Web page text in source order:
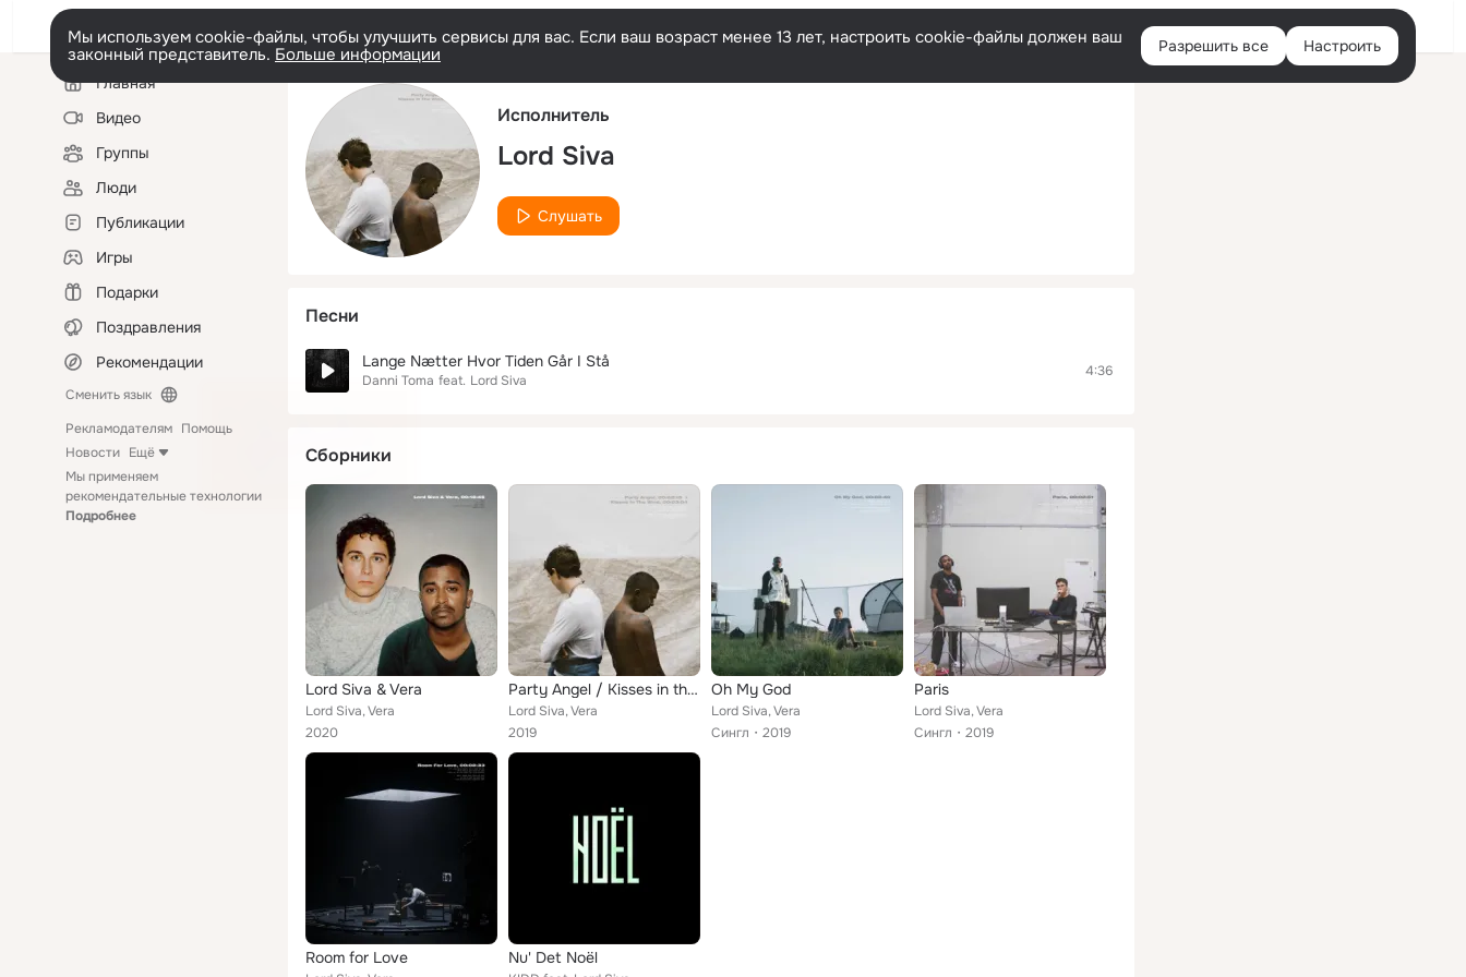
Русский Войти
Мы используем cookie-файлы, чтобы улучшить сервисы для вас. Если ваш возраст менее 13 лет, настроить cookie-файлы должен ваш
законный представитель. Больше информации Разрешить все Настроить
Левая
колонкаГлавная
Видео
Группы
Люди
Публикации
Игры
Подарки
Поздравления
Рекомендации
Сменить язык
Рекламодателям Помощь
Новости Ещё
Мы применяем
рекомендательные технологии
Подробнее
Исполнитель
Lord Siva
Слушать
Песни
Lange Nætter Hvor Tiden Går I Stå
Danni Toma feat. Lord Siva
4:36
Сборники
Lord Siva & Vera
Lord Siva, Vera
2020
Party Angel / Kisses in the Wind
Lord Siva, Vera
2019
Oh My God
Lord Siva, Vera
Сингл
2019
Paris
Lord Siva, Vera
Сингл
2019
Room for Love Nu' Det Noël